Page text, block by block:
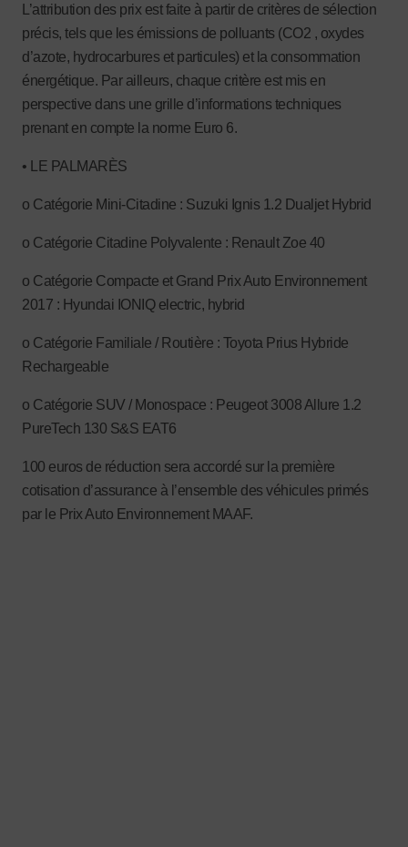
L’attribution des prix est faite à partir de critères de sélection
précis, tels que les émissions de polluants (CO2 , oxydes
d’azote, hydrocarbures et particules) et la consommation
énergétique. Par ailleurs, chaque critère est mis en
perspective dans une grille d’informations techniques
prenant en compte la norme Euro 6.
• LE PALMARÈS
o Catégorie Mini-Citadine : Suzuki Ignis 1.2 Dualjet Hybrid
o Catégorie Citadine Polyvalente : Renault Zoe 40
o Catégorie Compacte et Grand Prix Auto Environnement
2017 : Hyundai IONIQ electric, hybrid
o Catégorie Familiale / Routière : Toyota Prius Hybride
Rechargeable
o Catégorie SUV / Monospace : Peugeot 3008 Allure 1.2
PureTech 130 S&S EAT6
100 euros de réduction sera accordé sur la première
cotisation d’assurance à l’ensemble des véhicules primés
par le Prix Auto Environnement MAAF.